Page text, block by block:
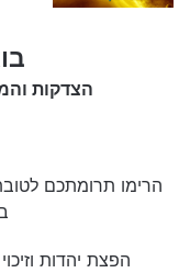
הצדקות
הרימו תרומתכם
הפצת יהדות